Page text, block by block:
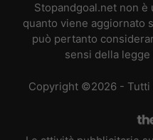
Stopandgoal.net non
quanto viene aggiornato
può pertanto
sensi della legge
Copyright ©2026 -